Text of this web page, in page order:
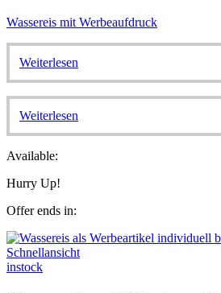
Wassereis mit Werbeaufdruck
Weiterlesen
Weiterlesen
Available:
Hurry Up!
Offer ends in:
Schnellansicht
instock